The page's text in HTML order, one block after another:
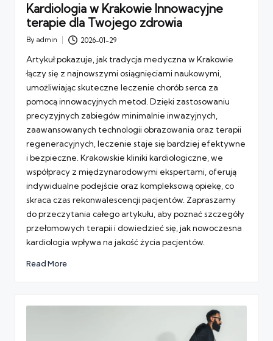
Kardiologia w Krakowie Innowacyjne
terapie dla Twojego zdrowia
Posted
By admin 2026-01-29
Artykuł pokazuje, jak tradycja medyczna w Krakowie
łączy się z najnowszymi osiągnięciami naukowymi,
umożliwiając skuteczne leczenie chorób serca za
pomocą innowacyjnych metod. Dzięki zastosowaniu
precyzyjnych zabiegów minimalnie inwazyjnych,
zaawansowanych technologii obrazowania oraz terapii
regeneracyjnych, leczenie staje się bardziej efektywne
i bezpieczne. Krakowskie kliniki kardiologiczne, we
współpracy z międzynarodowymi ekspertami, oferują
indywidualne podejście oraz kompleksową opiekę, co
skraca czas rekonwalescencji pacjentów. Zapraszamy
do przeczytania całego artykułu, aby poznać szczegóły
przełomowych terapii i dowiedzieć się, jak nowoczesna
kardiologia wpływa na jakość życia pacjentów.
Read More